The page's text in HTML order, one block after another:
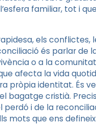
familiar, tot i
els
és parlar de
o a la
afecta la vida
pròpia identitat. És
bagatge cristià.
i de la
mots que ens